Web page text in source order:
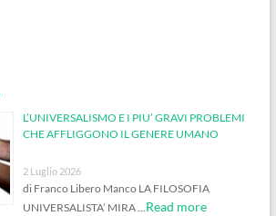
L’UNIVERSALISMO E I PIU’ GRAVI PROBLEMI
CHE AFFLIGGONO IL GENERE UMANO
2 Luglio 2026
di Franco Libero Manco LA FILOSOFIA
UNIVERSALISTA’ MIRA …Read more